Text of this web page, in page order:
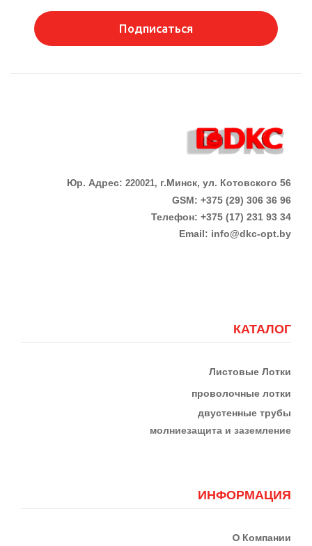
Подписаться
Юр. Адрес: 220021, г.Минск, ул. Котовского 56
GSM: +375 (29) 306 36 96
Телефон: +375 (17) 231 93 34
Email: info@dkc-opt.by
КАТАЛОГ
Листовые Лотки
проволочные лотки
двустенные трубы
молниезащита и заземление
ИНФОРМАЦИЯ
О Компании